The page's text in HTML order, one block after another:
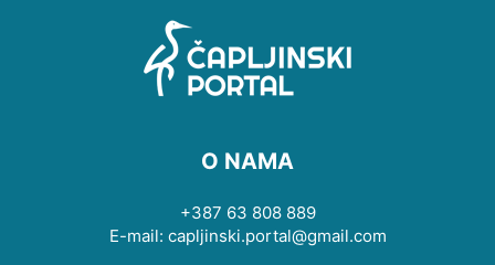
O NAMA
+387 63 808 889
E-mail: capljinski.portal@gmail.com